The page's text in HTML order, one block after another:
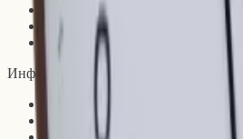
Организация и хранение
Посуда
Sample Room
Информация
Контакты